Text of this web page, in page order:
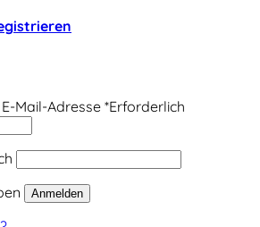
Mail-Adresse *Erforderlich
Anmelden